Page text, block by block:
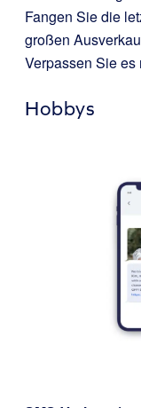
Fangen Sie die
großen
Verpassen Sie es
Hobbys